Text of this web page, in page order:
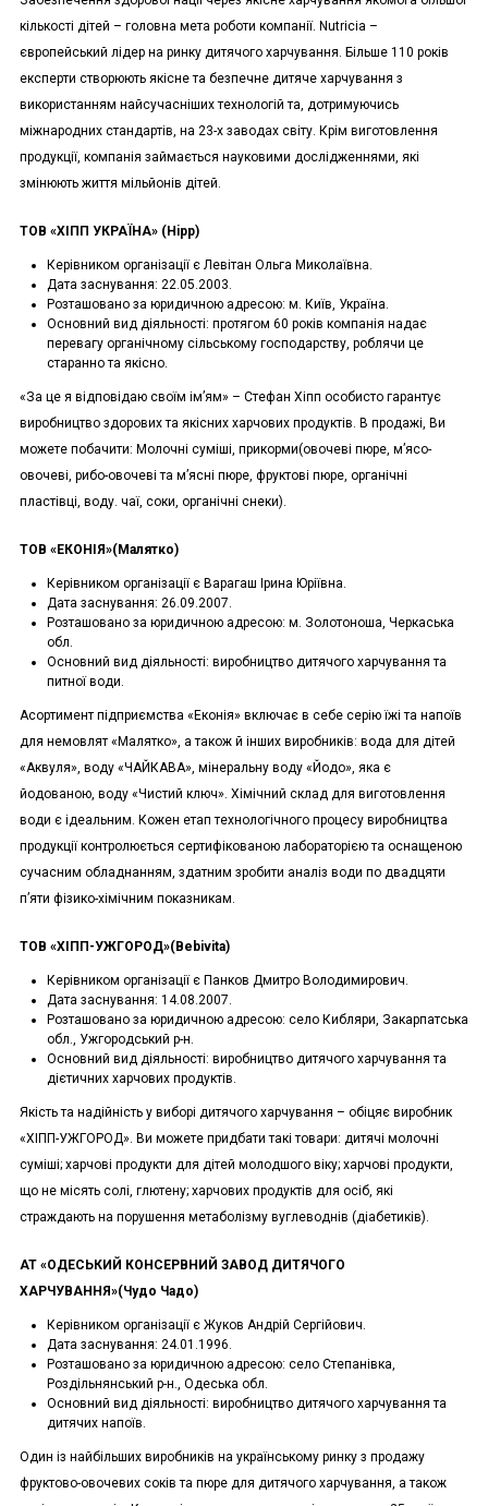
кількості дітей – головна мета роботи компанії. Nutricia –
європейський лідер на ринку дитячого харчування. Більше 110 років
експерти створюють якісне та безпечне дитяче харчування з
використанням найсучасніших технологій та, дотримуючись
міжнародних стандартів, на 23-х заводах світу. Крім виготовлення
продукції, компанія займається науковими дослідженнями, які
змінюють життя мільйонів дітей.
ТОВ «ХІПП УКРАЇНА» ( Hipp)
Керівником організації є Левітан Ольга Миколаївна.
Дата заснування: 22.05.2003.
Розташовано за юридичною адресою: м. Київ, Україна.
Основний вид діяльності: протягом 60 років компанія надає
перевагу органічному сільському господарству, роблячи це
старанно та якісно.
«За це я відповідаю своїм ім’ям» – Стефан Хіпп особисто гарантує
виробництво здорових та якісних харчових продуктів. В продажі, Ви
можете побачити: Молочні суміші, прикорми(овочеві пюре, м’ясо-
овочеві, рибо-овочеві та м’ясні пюре, фруктові пюре, органічні
пластівці, воду. чаї, соки, органічні снеки).
ТОВ «ЕКОНІЯ»(Малятко)
Керівником організації є Варагаш Ірина Юріївна.
Дата заснування: 26.09.2007.
Розташовано за юридичною адресою: м. Золотоноша, Черкаська
обл.
Основний вид діяльності: виробництво дитячого харчування та
питної води.
Асортимент підприємства «Еконія» включає в себе серію їжі та напоїв
для немовлят «Малятко», а також й інших виробників: вода для дітей
«Аквуля», воду «ЧАЙКАВА», мінеральну воду «Йодо», яка є
йодованою, воду «Чистий ключ». Хімічний склад для виготовлення
води є ідеальним. Кожен етап технологічного процесу виробництва
продукції контролюється сертифікованою лабораторією та оснащеною
сучасним обладнанням, здатним зробити аналіз води по двадцяти
п’яти фізико-хімічним показникам.
ТОВ «ХІПП-УЖГОРОД»(Bebivita)
Керівником організації є Панков Дмитро Володимирович.
Дата заснування: 14.08.2007.
Розташовано за юридичною адресою: село Кибляри, Закарпатська
обл., Ужгородський р-н.
Основний вид діяльності: виробництво дитячого харчування та
дієтичних харчових продуктів.
Якість та надійність у виборі дитячого харчування – обіцяє виробник
«ХІПП-УЖГОРОД». Ви можете придбати такі товари: дитячі молочні
суміші; харчові продукти для дітей молодшого віку; харчові продукти,
що не місять солі, глютену; харчових продуктів для осіб, які
страждають на порушення метаболізму вуглеводнів (діабетиків).
АТ «ОДЕСЬКИЙ КОНСЕРВНИЙ ЗАВОД ДИТЯЧОГО
ХАРЧУВАННЯ»(Чудо Чадо)
Керівником організації є Жуков Андрій Сергійович.
Дата заснування: 24.01.1996.
Розташовано за юридичною адресою: село Степанівка,
Роздільнянський р-н., Одеська обл.
Основний вид діяльності: виробництво дитячого харчування та
дитячих напоїв.
Один із найбільших виробників на українському ринку з продажу
фруктово-овочевих соків та пюре для дитячого харчування, а також